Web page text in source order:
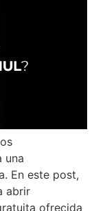
una
En este post,
abrir
ofrecida